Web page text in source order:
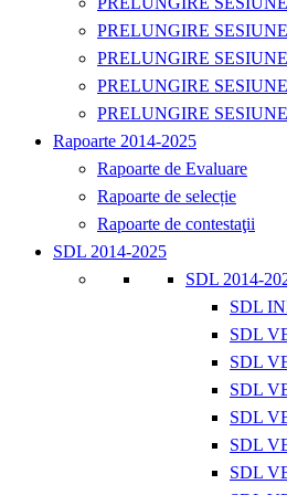
PRELUNGIRE
PRELUNGIRE
PRELUNGIRE
PRELUNGIRE
Rapoarte 2014-2025
Rapoarte de Evaluare
Rapoarte de selecție
Rapoarte de contestaţii
SDL 2014-2025
SDL 2014-
SDL
SDL
SDL
SDL
SDL
SDL
SDL